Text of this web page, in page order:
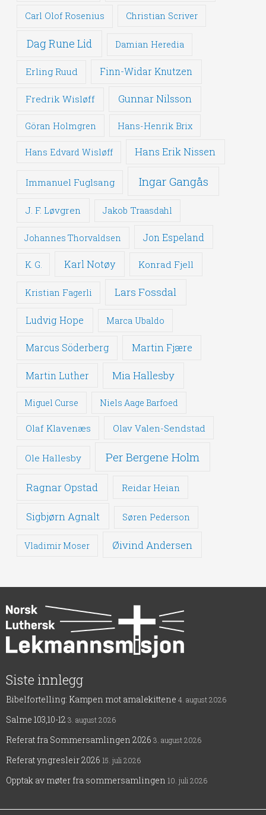
Carl Olof Rosenius Christian Scriver
Dag Rune Lid Damian Heredia
Erling Ruud Finn-Widar Knutzen
Fredrik Wisløff Gunnar Nilsson
Göran Holmgren Hans-Henrik Brix
Hans Edvard Wisløff Hans Erik Nissen
Immanuel Fuglsang Ingar Gangås
J. F. Løvgren Jakob Traasdahl
Johannes Thorvaldsen Jon Espeland
K. G. Karl Notøy Konrad Fjell
Kristian Fagerli Lars Fossdal
Ludvig Hope Marca Ubaldo
Marcus Söderberg Martin Fjære
Martin Luther Mia Hallesby
Miguel Curse Niels Aage Barfoed
Olaf Klavenæs Olav Valen-Sendstad
Ole Hallesby Per Bergene Holm
Ragnar Opstad Reidar Heian
Sigbjørn Agnalt Søren Pederson
Vladimir Moser Øivind Andersen
Siste innlegg
Bibelfortelling: Kampen mot amalekittene 4. august 2026
Salme 103,10-12 3. august 2026
Referat fra Sommersamlingen 2026 3. august 2026
Referat yngresleir 2026 15. juli 2026
Opptak av møter fra sommersamlingen 10. juli 2026